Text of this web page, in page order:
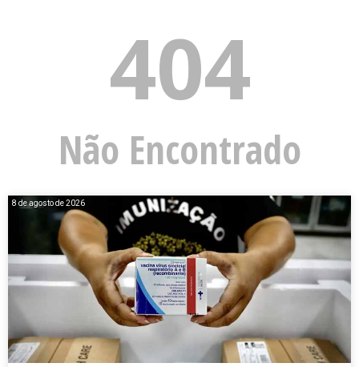
404
Não Encontrado
8 de agosto de 2026